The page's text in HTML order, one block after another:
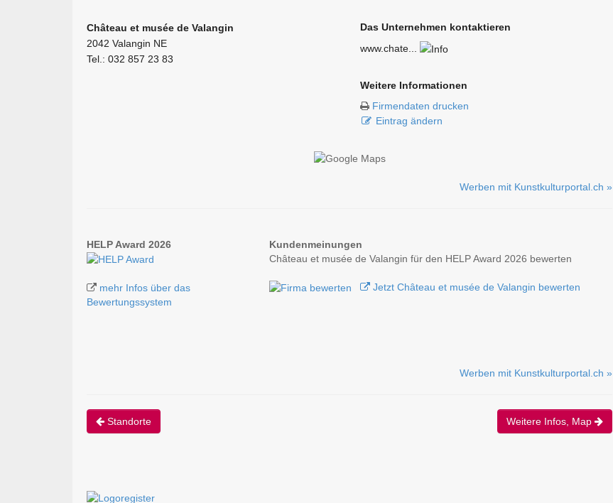
Château et musée de Valangin
2042 Valangin NE
Tel.: 032 857 23 83
Das Unternehmen kontaktieren
www.chate...
Weitere Informationen
Firmendaten drucken
Eintrag ändern
Werben mit Kunstkulturportal.ch »
HELP Award 2026
mehr Infos über das
Bewertungssystem
Kundenmeinungen
Château et musée de Valangin für den HELP Award 2026 bewerten
Jetzt Château et musée de Valangin bewerten
Werben mit Kunstkulturportal.ch »
Standorte Weitere Infos, Map